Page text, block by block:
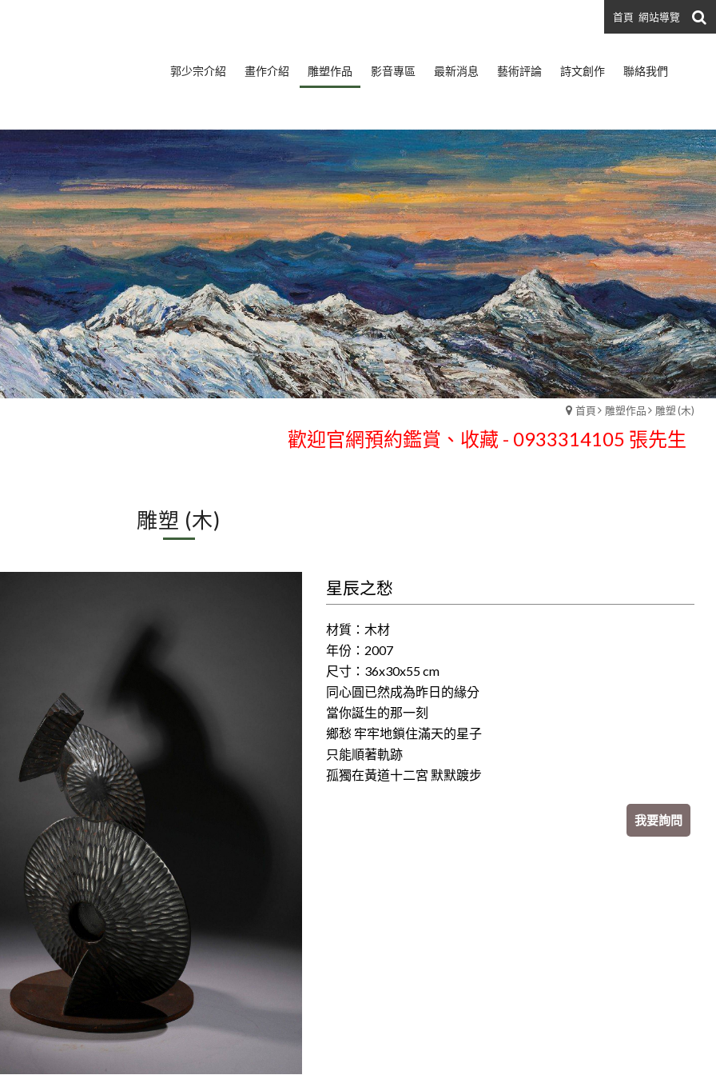
首頁 網站導覽
郭少宗介紹 畫作介紹 雕塑作品 影音專區 最新消息 藝術評論 詩文創作 聯絡我們
首頁 雕塑作品 雕塑 (木)
歡迎官網預約鑑賞、收藏 - 0933314105 張先生
歡迎官網預約鑑賞、收藏 - 0933314105 張先生
雕塑 (木)
星辰之愁
材質：木材
年份：2007
尺寸：36x30x55 cm
同心圓已然成為昨日的緣分
當你誕生的那一刻
鄉愁 牢牢地鎖住滿天的星子
只能順著軌跡
孤獨在黃道十二宮 默默踱步
我要詢問